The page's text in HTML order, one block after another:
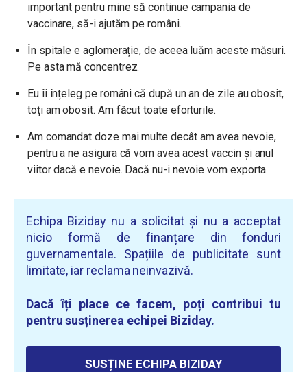
important pentru mine să continue campania de
vaccinare, să-i ajutăm pe români.
În spitale e aglomerație, de aceea luăm aceste măsuri.
Pe asta mă concentrez.
Eu îi înțeleg pe români că după un an de zile au obosit,
toți am obosit. Am făcut toate eforturile.
Am comandat doze mai multe decât am avea nevoie,
pentru a ne asigura că vom avea acest vaccin și anul
viitor dacă e nevoie. Dacă nu-i nevoie vom exporta.
Echipa Biziday nu a solicitat și nu a acceptat
nicio formă de finanțare din fonduri
guvernamentale. Spațiile de publicitate sunt
limitate, iar reclama neinvazivă.
Dacă îți place ce facem, poți contribui tu
pentru susținerea echipei Biziday.
SUSȚINE ECHIPA BIZIDAY